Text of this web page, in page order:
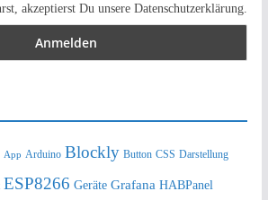
akzeptierst Du unsere Datenschutzerklärung.
App Arduino Blockly Button CSS Darstellung
ESP8266 Geräte Grafana HABPanel